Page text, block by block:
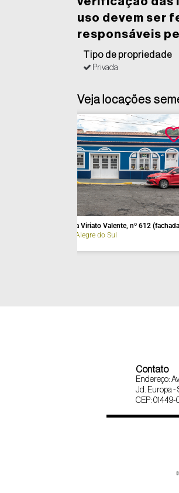
uso devem ser
responsáveis
Tipo de propriedade
Privada
Veja locações
Avenida Fernando
(fachada)
Contato
Endereço:
Jd. Europa -
CEP: 01449-